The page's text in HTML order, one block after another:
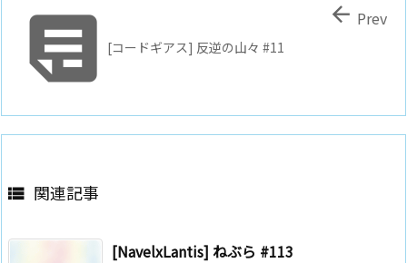
[コードギアス] 反逆の山々 #11
 Prev
 関連記事
[NavelxLantis] ねぶら #113